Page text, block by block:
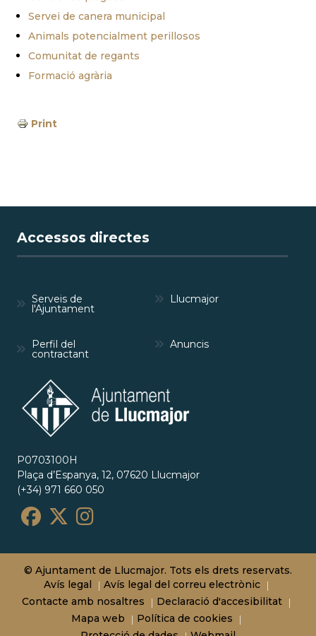
Servei de canera municipal
Animals potencialment perillosos
Comunitat de regants
Formació agrària
Print
Accessos directes
Serveis de
l'Ajuntament
Llucmajor
Perfil del
contractant
Anuncis
P0703100H
Plaça d’Espanya, 12, 07620 Llucmajor
(+34) 971 660 050
© Ajuntament de Llucmajor. Tots els drets reservats.
Avís legal
Avís legal del correu electrònic
Contacte amb nosaltres
Declaració d'accesibilitat
Mapa web
Política de cookies